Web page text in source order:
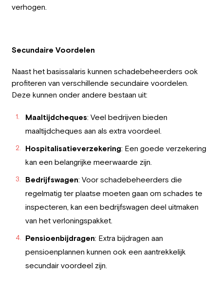
verhogen.
Secundaire Voordelen
Naast het basissalaris kunnen schadebeheerders ook
profiteren van verschillende secundaire voordelen.
Deze kunnen onder andere bestaan uit:
Maaltijdcheques: Veel bedrijven bieden
maaltijdcheques aan als extra voordeel.
Hospitalisatieverzekering: Een goede verzekering
kan een belangrijke meerwaarde zijn.
Bedrijfswagen: Voor schadebeheerders die
regelmatig ter plaatse moeten gaan om schades te
inspecteren, kan een bedrijfswagen deel uitmaken
van het verloningspakket.
Pensioenbijdragen: Extra bijdragen aan
pensioenplannen kunnen ook een aantrekkelijk
secundair voordeel zijn.